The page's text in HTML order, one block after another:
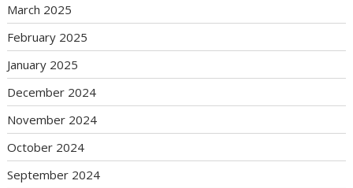
March 2025
February 2025
January 2025
December 2024
November 2024
October 2024
September 2024